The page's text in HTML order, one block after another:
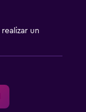
realizar un